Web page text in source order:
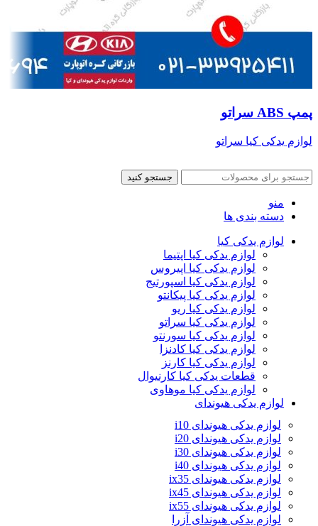
پمپ ABS سراتو
لوازم یدکی کیا سراتو
جستجو کنید
منو
دسته بندی ها
لوازم یدکی کیا
لوازم یدکی کیا اپتیما
لوازم یدکی کیا اپیروس
لوازم یدکی کیا اسپورتیج
لوازم یدکی کیا پیکانتو
لوازم یدکی کیا ریو
لوازم یدکی کیا سراتو
لوازم یدکی کیا سورنتو
لوازم یدکی کیا کادنزا
لوازم یدکی کیا کارنز
قطعات یدکی کیا کارنیوال
لوازم یدکی کیا موهاوی
لوازم یدکی هیوندای
لوازم یدکی هیوندای i10
لوازم یدکی هیوندای i20
لوازم یدکی هیوندای i30
لوازم یدکی هیوندای i40
لوازم یدکی هیوندای ix35
لوازم یدکی هیوندای ix45
لوازم یدکی هیوندای ix55
لوازم یدکی هیوندای آزرا